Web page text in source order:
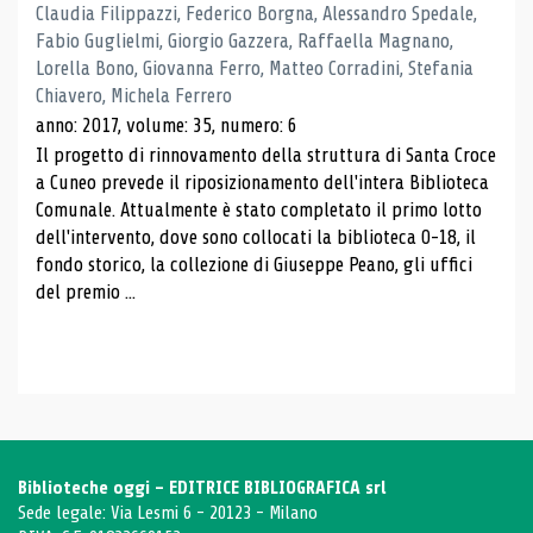
Claudia Filippazzi, Federico Borgna, Alessandro Spedale,
Fabio Guglielmi, Giorgio Gazzera, Raffaella Magnano,
Lorella Bono, Giovanna Ferro, Matteo Corradini, Stefania
Chiavero, Michela Ferrero
anno: 2017, volume: 35, numero: 6
Il progetto di rinnovamento della struttura di Santa Croce
a Cuneo prevede il riposizionamento dell'intera Biblioteca
Comunale. Attualmente è stato completato il primo lotto
dell'intervento, dove sono collocati la biblioteca 0-18, il
fondo storico, la collezione di Giuseppe Peano, gli uffici
del premio ...
Biblioteche oggi - EDITRICE BIBLIOGRAFICA srl
Sede legale: Via Lesmi 6 - 20123 - Milano